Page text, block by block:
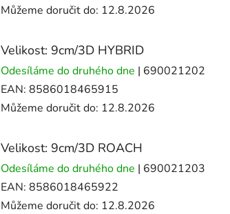
Můžeme doručit do: 12.8.2026
Velikost: 9cm/3D HYBRID
Odesíláme do druhého dne | 690021202
EAN: 8586018465915
Můžeme doručit do: 12.8.2026
Velikost: 9cm/3D ROACH
Odesíláme do druhého dne | 690021203
EAN: 8586018465922
Můžeme doručit do: 12.8.2026